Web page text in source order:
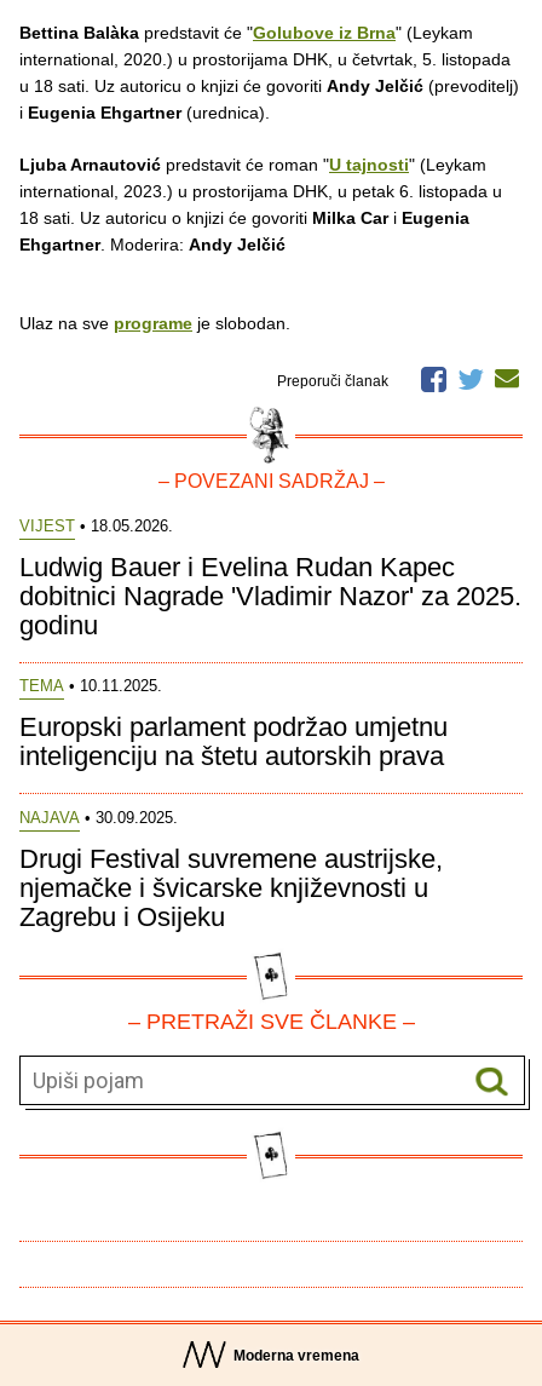
Bettina Balàka predstavit će "Golubove iz Brna" (Leykam
international, 2020.) u prostorijama DHK, u četvrtak, 5. listopada
u 18 sati. Uz autoricu o knjizi će govoriti Andy Jelčić (prevoditelj)
i Eugenia Ehgartner(urednica).
Ljuba Arnautović predstavit će roman "U tajnosti" (Leykam
international, 2023.) u prostorijama DHK, u petak 6. listopada u
18 sati. Uz autoricu o knjizi će govoriti Milka Cari Eugenia
Ehgartner. Moderira: Andy Jelčić
Ulaz na sve programe je slobodan.
Preporuči članak
– POVEZANI SADRŽAJ –
VIJEST • 18.05.2026.
Ludwig Bauer i Evelina Rudan Kapec
dobitnici Nagrade 'Vladimir Nazor' za 2025.
godinu
TEMA • 10.11.2025.
Europski parlament podržao umjetnu
inteligenciju na štetu autorskih prava
NAJAVA • 30.09.2025.
Drugi Festival suvremene austrijske,
njemačke i švicarske književnosti u
Zagrebu i Osijeku
– PRETRAŽI SVE ČLANKE –
Moderna vremena